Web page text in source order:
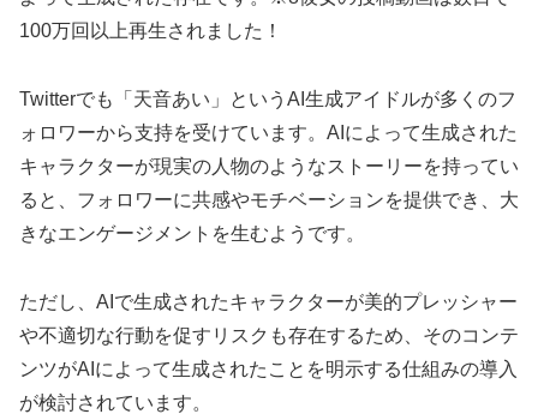
100万回以上再生されました！
Twitterでも「天音あい」というAI生成アイドルが多くのフ
ォロワーから支持を受けています。AIによって生成された
キャラクターが現実の人物のようなストーリーを持ってい
ると、フォロワーに共感やモチベーションを提供でき、大
きなエンゲージメントを生むようです。
ただし、AIで生成されたキャラクターが美的プレッシャー
や不適切な行動を促すリスクも存在するため、そのコンテ
ンツがAIによって生成されたことを明示する仕組みの導入
が検討されています。